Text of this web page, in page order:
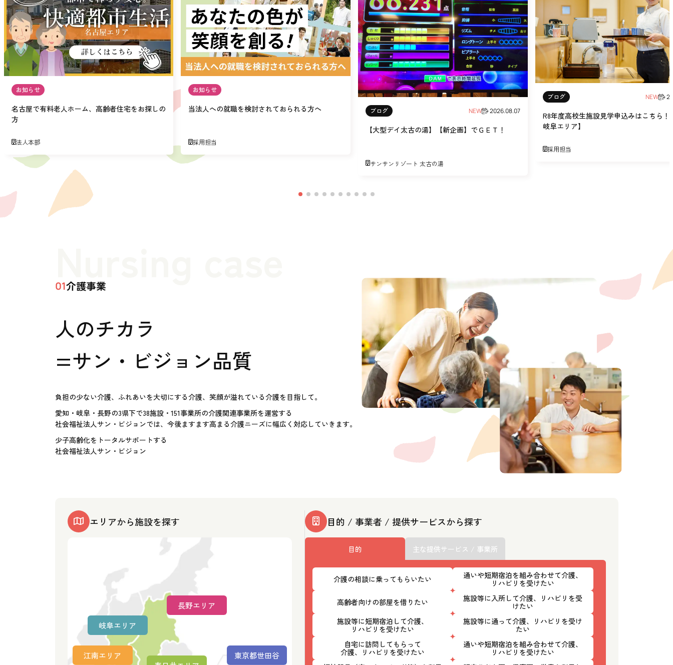
お知らせ
名古屋で有料老人ホーム、高齢者住宅をお探しの
方
法人本部
お知らせ
当法人への就職を検討されておられる方へ
採用担当
ブログ NEW 2026.08.07
【大型デイ太古の湯】【新企画】でＧＥＴ！
サンサンリゾート 太古の湯
ブログ NEW
R8年度高校生施設見学申込みはこちら！
岐阜エリア】
採用担当
01介護事業
人のチカラ
=サン・ビジョン品質
負担の少ない介護、ふれあいを大切にする介護、笑顔が溢れている介護を目指して。
愛知・岐阜・長野の3県下で38施設・151事業所の介護関連事業所を運営する
社会福祉法人サン・ビジョンでは、今後ますます高まる介護ニーズに幅広く対応していきます。
少子高齢化をトータルサポートする
社会福祉法人サン・ビジョン
エリアから施設を探す
江南エリア
岐阜エリア
長野エリア
東京都世田谷
目的 / 事業者 / 提供サービスから探す
目的 主な提供サービス / 事業所
介護の相談に乗ってもらいたい
通いや短期宿泊を組み合わせて介護、
リハビリを受けたい
高齢者向けの部屋を借りたい
施設等に入所して介護、リハビリを受
けたい
施設等に短期宿泊して介護、
リハビリを受けたい
施設等に通って介護、リハビリを受け
たい
自宅に訪問してもらって
介護、リハビリを受けたい
通いや短期宿泊を組み合わせて介護、
リハビリを受けたい